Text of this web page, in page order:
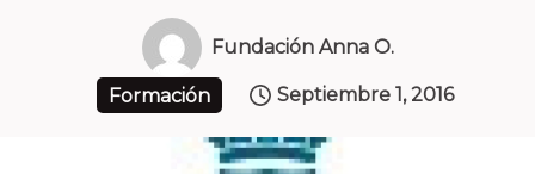
Fundación Anna O.
Formación Septiembre 1, 2016